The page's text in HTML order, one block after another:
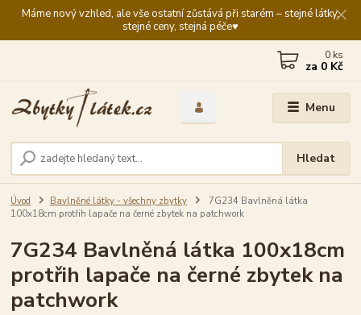
Máme nový vzhled, ale vše ostatní zůstává při starém – stejné látky,
stejné ceny, stejná péče♥️
Menu
Hledat
0 ks
za 0 Kč
Úvod Bavlněné látky - všechny zbytky
7G234 Bavlněná látka
100x18cm protřih lapače na černé zbytek na patchwork
7G234 Bavlněná látka 100x18cm
protřih lapače na černé zbytek na
patchwork